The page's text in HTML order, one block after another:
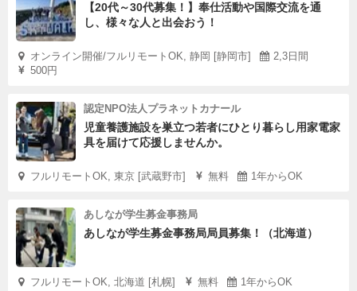
【20代～30代募集！】奉仕活動や国際交流を通
し、様々な人と出会おう！
オンライン開催/フルリモートOK, 静岡 [静岡市]
2,3日間
500円
認定NPO法人プラネットカナール
児童養護施設を巣立つ若者にひとり暮らし用家電家
具を届けて応援しませんか。
フルリモートOK, 東京 [武蔵野市] 無料 1年からOK
あしなが学生募金事務局
あしなが学生募金事務局局員募集！（北海道）
フルリモートOK, 北海道 [札幌] 無料 1年からOK